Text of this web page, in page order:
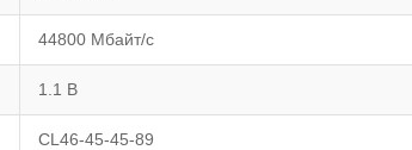
44800 Мбайт/с
1.1 В
CL46-45-45-89